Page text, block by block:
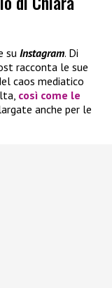
suInstagram. Di
racconta le sue
caos mediatico
così come le
anche per le